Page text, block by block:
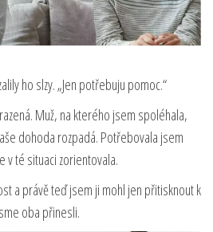
ho slzy. „Jen potřebuju pomoc.“
Muž, na kterého jsem spoléhala,
dohoda rozpadá. Potřebovala jsem
v té situaci zorientovala.
a právě teď jsem ji mohl jen přitisknout k
oba přinesli.